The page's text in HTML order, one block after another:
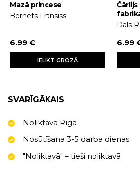
Mazā princese
Bērnets Fransiss
6.99 €
IELIKT GROZĀ
Dāls
6.99
SVARĪGĀKAIS
Noliktava Rīgā
Nosūtīšana 3-5 darba dienas
"Noliktavā" – tieši noliktavā